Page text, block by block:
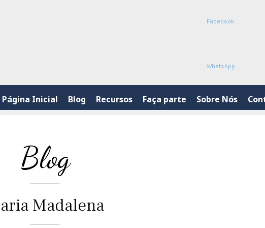
Facebook
WhatsApp
Página Inicial Blog Recursos Faça parte Sobre Nós
Blog
Madalena